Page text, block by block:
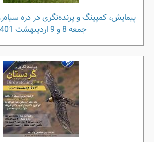
پیمایش، کمپینگ و پرنده‌نگری در دره
جمعه 8 و 9 اردیبهشت 1401